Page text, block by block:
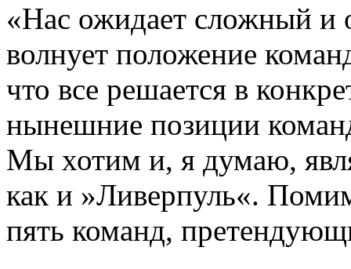
«Нас ожидает сложный и
волнует положение
что все решается в
нынешние позиции
Мы хотим и, я думаю,
как и »Ливерпуль«.
пять команд,